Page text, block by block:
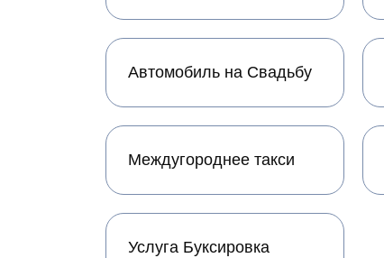
Автомобиль на Свадьбу
Междугороднее такси
Услуга Буксировка